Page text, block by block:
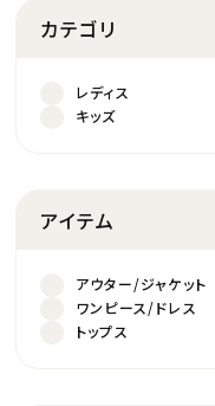
カテゴリ
レディス
キッズ
アイテム
アウター/ジャケット
ワンピース/ドレス
トップス